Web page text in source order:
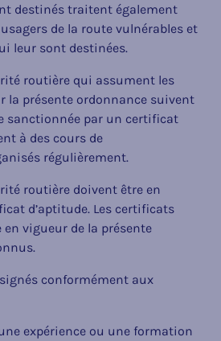
destinés traitent également
de la route vulnérables et
leur sont destinées.
routière qui assument les
la présente ordonnance suivent
sanctionnée par un certificat
à des cours de
régulièrement.
routière doivent être en
d’aptitude. Les certificats
en vigueur de la présente
conformément aux
expérience ou une formation